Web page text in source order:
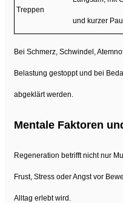
Treppen
und kurzer
Bei Schmerz, Schwindel,
Belastung gestoppt und bei
abgeklärt werden.
Mentale Faktoren
Regeneration betrifft nicht nur
Frust, Stress oder Angst vor
Alltag erlebt wird.